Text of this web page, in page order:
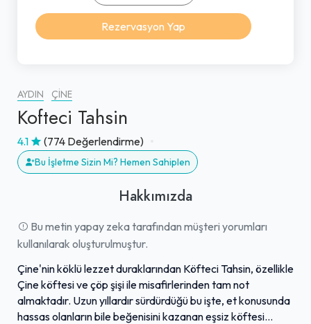
AYDIN ÇINE
Kofteci Tahsin
4.1 (774 Değerlendirme)
Bu İşletme Sizin Mi? Hemen Sahiplen
Hakkımızda
Bu metin yapay zeka tarafından müşteri yorumları
kullanılarak oluşturulmuştur.
Çine'nin köklü lezzet duraklarından Köfteci Tahsin, özellikle
Çine köftesi ve çöp şişi ile misafirlerinden tam not
almaktadır. Uzun yıllardır sürdürdüğü bu işte, et konusunda
hassas olanların bile beğenisini kazanan eşsiz köftesi
Rezervasyon Yap